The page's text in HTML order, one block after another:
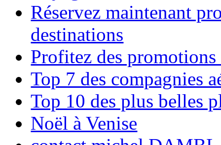
Réservez maintenant
destinations
Profitez des
Top 7 des compagnies
Top 10 des plus belles
Noël à Venise